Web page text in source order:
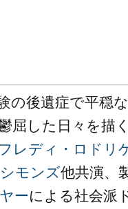
の後遺症で平穏
屈した日々を描
フレディ・ロドリ
モンズ他共演、
ーによる社会派